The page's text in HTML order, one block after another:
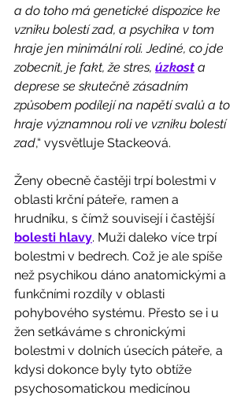
a do toho má genetické dispozice ke
vzniku bolestí zad, a psychika v tom
hraje jen minimální roli. Jediné, co jde
zobecnit, je fakt, že stres, úzkost a
deprese se skutečně zásadním
způsobem podílejí na napětí svalů a to
hraje významnou roli ve vzniku bolestí
zad,“ vysvětluje Stackeová.
Ženy obecně častěji trpí bolestmi v
oblasti krční páteře, ramen a
hrudníku, s čímž souvisejí i častější
bolesti hlavy. Muži daleko více trpí
bolestmi v bedrech. Což je ale spíše
než psychikou dáno anatomickými a
funkčními rozdíly v oblasti
pohybového systému. Přesto se i u
žen setkáváme s chronickými
bolestmi v dolních úsecích páteře, a
kdysi dokonce byly tyto obtíže
psychosomatickou medicínou